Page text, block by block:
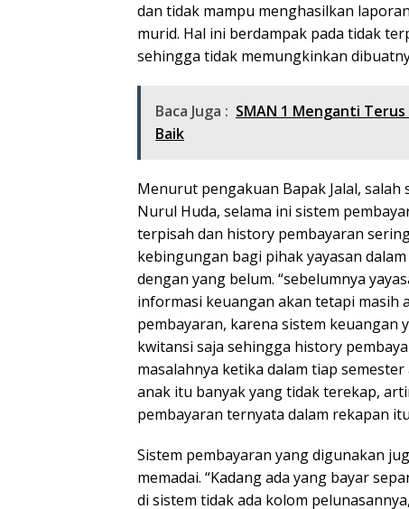
dan tidak mampu menghasilkan
murid. Hal ini berdampak pada tidak
sehingga tidak memungkinkan
Baca Juga : SMAN 1 Menganti
Baik
Menurut pengakuan Bapak Jalal,
Nurul Huda, selama ini sistem
terpisah dan history pembayaran
kebingungan bagi pihak yayasan
dengan yang belum. “sebelumnya
informasi keuangan akan tetapi masih
pembayaran, karena sistem
kwitansi saja sehingga history
masalahnya ketika dalam tiap
anak itu banyak yang tidak terekap,
pembayaran ternyata dalam rekapan
Sistem pembayaran yang digunakan
memadai. “Kadang ada yang bayar
di sistem tidak ada kolom